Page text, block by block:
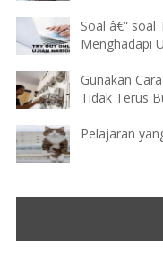
Soal â€“
Menghadapi
Gunakan
Tidak Terus
Pelajaran